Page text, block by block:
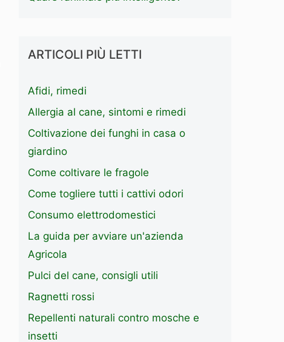
ARTICOLI PIÙ LETTI
Afidi, rimedi
Allergia al cane, sintomi e rimedi
Coltivazione dei funghi in casa o
giardino
Come coltivare le fragole
Come togliere tutti i cattivi odori
Consumo elettrodomestici
La guida per avviare un'azienda
Agricola
Pulci del cane, consigli utili
Ragnetti rossi
Repellenti naturali contro mosche e
insetti